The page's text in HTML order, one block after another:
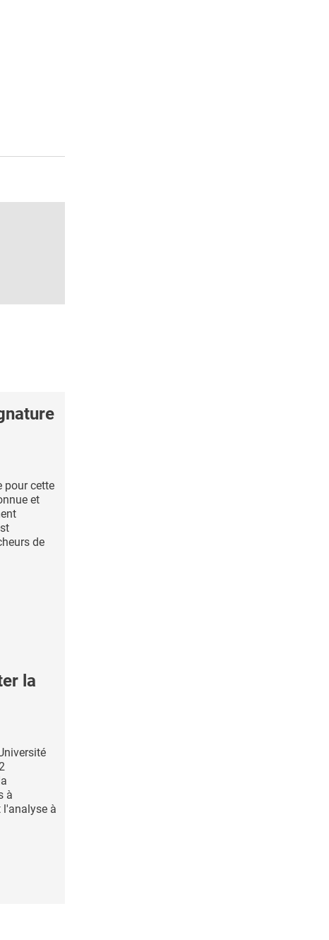
pour cette
et
de
la
à
l'analyse à